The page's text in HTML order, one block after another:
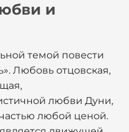
и
темой повести
Любовь отцовская,
любви Дуни,
любой ценой.